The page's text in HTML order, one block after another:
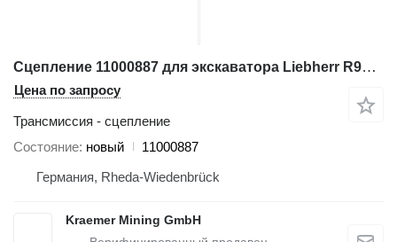
Сцепление 11000887 для экскаватора Liebherr R9350; R996
Цена по запросу
Трансмиссия - сцепление
Состояние новый
11000887
Германия, Rheda-Wiedenbrück
Kraemer Mining GmbH